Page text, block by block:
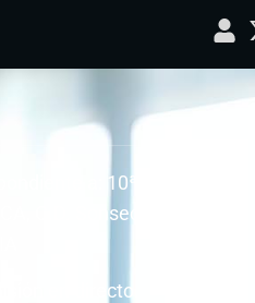
a: 10ª JORNADA
C.D. Sonseca – C.D.
en directo.